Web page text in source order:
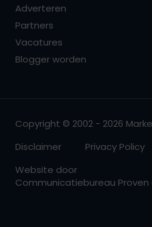
Adverteren
Partners
Vacatures
Blogger worden
Copyright © 2002 - 2026
Disclaimer
Privacy Policy
Website door
Communicatiebureau